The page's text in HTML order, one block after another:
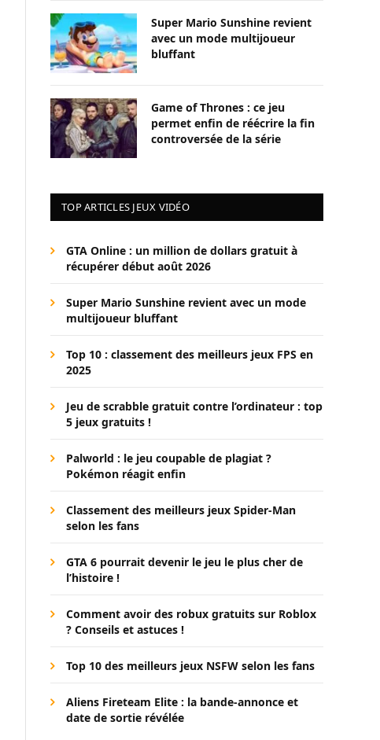
Super Mario Sunshine revient
avec un mode multijoueur
bluffant
Game of Thrones : ce jeu
permet enfin de réécrire la fin
controversée de la série
TOP ARTICLES JEUX VIDÉO
GTA Online : un million de dollars gratuit à
récupérer début août 2026
Super Mario Sunshine revient avec un mode
multijoueur bluffant
Top 10 : classement des meilleurs jeux FPS en
2025
Jeu de scrabble gratuit contre l’ordinateur : top
5 jeux gratuits !
Palworld : le jeu coupable de plagiat ?
Pokémon réagit enfin
Classement des meilleurs jeux Spider-Man
selon les fans
GTA 6 pourrait devenir le jeu le plus cher de
l’histoire !
Comment avoir des robux gratuits sur Roblox
? Conseils et astuces !
Top 10 des meilleurs jeux NSFW selon les fans
Aliens Fireteam Elite : la bande-annonce et
date de sortie révélée